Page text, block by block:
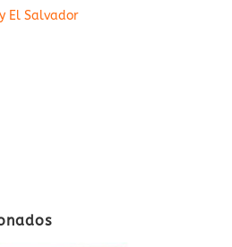
El Salvador